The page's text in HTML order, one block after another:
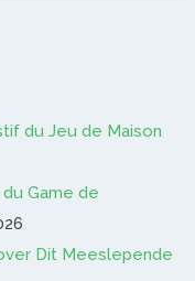
du Jeu de Maison
Game de
Dit Meeslepende